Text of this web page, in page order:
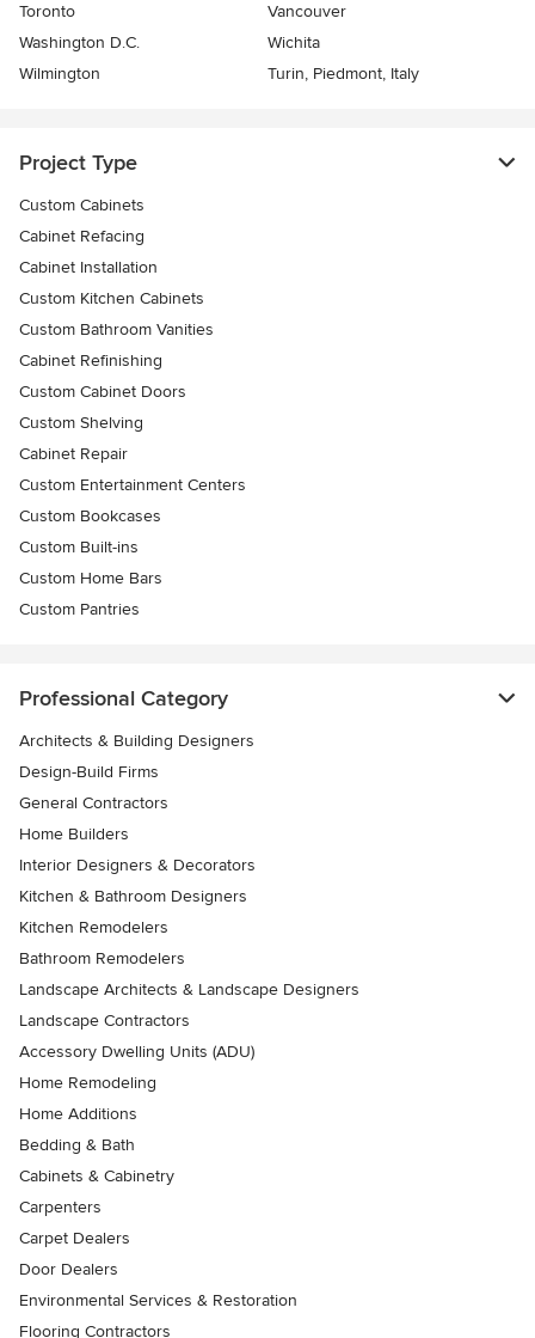
Toronto
Vancouver
Washington D.C.
Wichita
Wilmington
Turin, Piedmont, Italy
Project Type
Custom Cabinets
Cabinet Refacing
Cabinet Installation
Custom Kitchen Cabinets
Custom Bathroom Vanities
Cabinet Refinishing
Custom Cabinet Doors
Custom Shelving
Cabinet Repair
Custom Entertainment Centers
Custom Bookcases
Custom Built-ins
Custom Home Bars
Custom Pantries
Professional Category
Architects & Building Designers
Design-Build Firms
General Contractors
Home Builders
Interior Designers & Decorators
Kitchen & Bathroom Designers
Kitchen Remodelers
Bathroom Remodelers
Landscape Architects & Landscape Designers
Landscape Contractors
Accessory Dwelling Units (ADU)
Home Remodeling
Home Additions
Bedding & Bath
Cabinets & Cabinetry
Carpenters
Carpet Dealers
Door Dealers
Environmental Services & Restoration
Flooring Contractors